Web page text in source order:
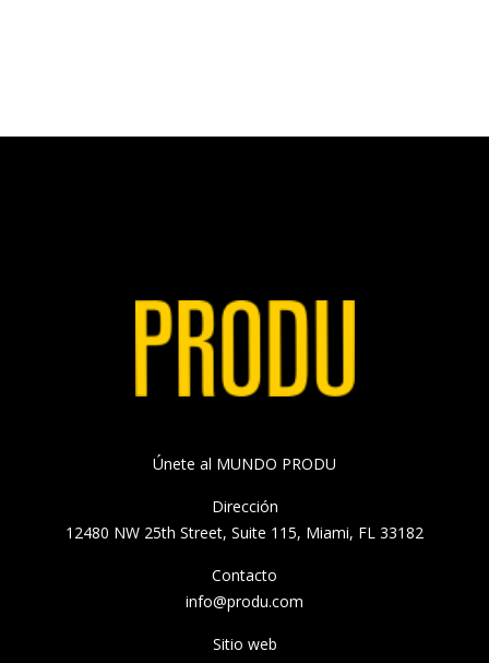
Únete al MUNDO PRODU
Dirección
12480 NW 25th Street, Suite 115, Miami, FL 33182
Contacto
info@produ.com
Sitio web